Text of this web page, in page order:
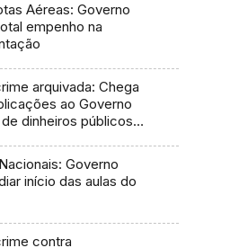
Aéreas: Governo
empenho na
arquivada: Chega
ao Governo
dinheiros públicos
Governo
início das aulas do
contra